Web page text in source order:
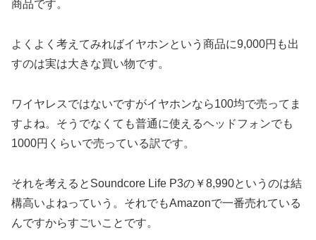
商品です。
よくよく考えてみればイヤホンという商品に9,000円も出
すのは実は大きな買い物です。
ワイヤレスではないですがイヤホンなら100均で売ってま
すよね。そうでなくても普通に使えるヘッドフォンでも
1000円くらいで売っている訳です。
それを考えるとSoundcore Life P3の￥8,990というのは結
構高いよねっていう。それでもAmazonで一番売れている
んですからすごいことです。